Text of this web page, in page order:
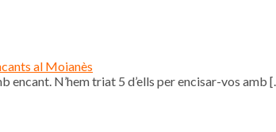
al Moianès
encant. N’hem triat 5 d’ells per encisar-vos amb